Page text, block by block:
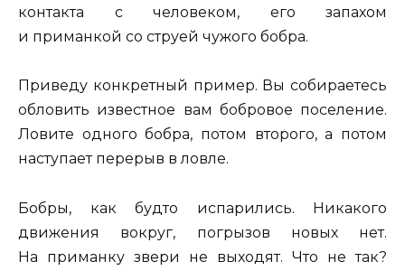
контакта с человеком, его запахом
и приманкой со струей чужого бобра.
Приведу конкретный пример. Вы собираетесь
обловить известное вам бобровое поселение.
Ловите одного бобра, потом второго, а потом
наступает перерыв в ловле.
Бобры, как будто испарились. Никакого
движения вокруг, погрызов новых нет.
На приманку звери не выходят. Что не так?